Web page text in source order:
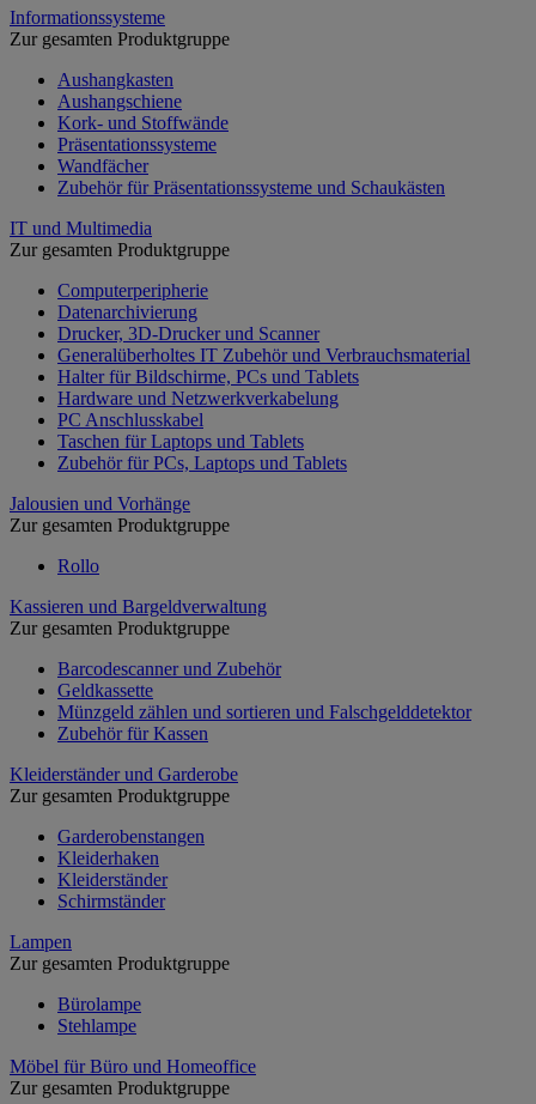
Informationssysteme
Zur gesamten Produktgruppe
Aushangkasten
Aushangschiene
Kork- und Stoffwände
Präsentationssysteme
Wandfächer
Zubehör für Präsentationssysteme und Schaukästen
IT und Multimedia
Zur gesamten Produktgruppe
Computerperipherie
Datenarchivierung
Drucker, 3D-Drucker und Scanner
Generalüberholtes IT Zubehör und Verbrauchsmaterial
Halter für Bildschirme, PCs und Tablets
Hardware und Netzwerkverkabelung
PC Anschlusskabel
Taschen für Laptops und Tablets
Zubehör für PCs, Laptops und Tablets
Jalousien und Vorhänge
Zur gesamten Produktgruppe
Rollo
Kassieren und Bargeldverwaltung
Zur gesamten Produktgruppe
Barcodescanner und Zubehör
Geldkassette
Münzgeld zählen und sortieren und Falschgelddetektor
Zubehör für Kassen
Kleiderständer und Garderobe
Zur gesamten Produktgruppe
Garderobenstangen
Kleiderhaken
Kleiderständer
Schirmständer
Lampen
Zur gesamten Produktgruppe
Bürolampe
Stehlampe
Möbel für Büro und Homeoffice
Zur gesamten Produktgruppe